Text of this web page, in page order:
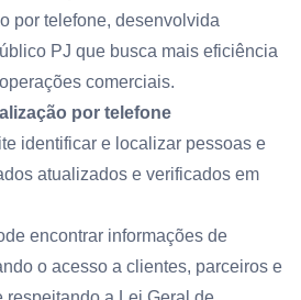
por telefone, desenvolvida
PJ que busca mais eficiência
comerciais.
por telefone
identificar e localizar pessoas e
atualizados e verificados em
encontrar informações de
o acesso a clientes, parceiros e